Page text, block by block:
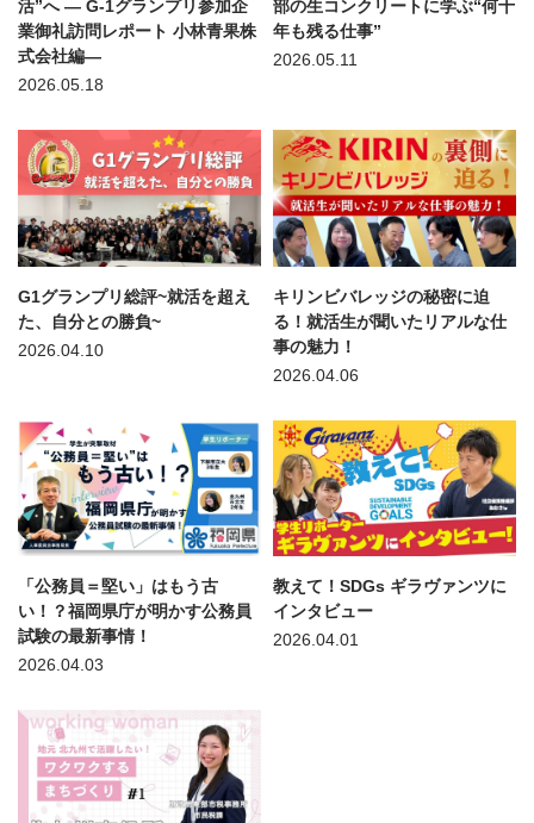
活”へ — G-1グランプリ参加企
業御礼訪問レポート 小林青果株
式会社編—
2026.05.18
部の生コンクリートに学ぶ“何十
年も残る仕事”
2026.05.11
G1グランプリ総評~就活を超え
た、自分との勝負~
2026.04.10
キリンビバレッジの秘密に迫
る！就活生が聞いたリアルな仕
事の魅力！
2026.04.06
「公務員＝堅い」はもう古
い！？福岡県庁が明かす公務員
試験の最新事情！
2026.04.03
教えて！SDGs ギラヴァンツに
インタビュー
2026.04.01